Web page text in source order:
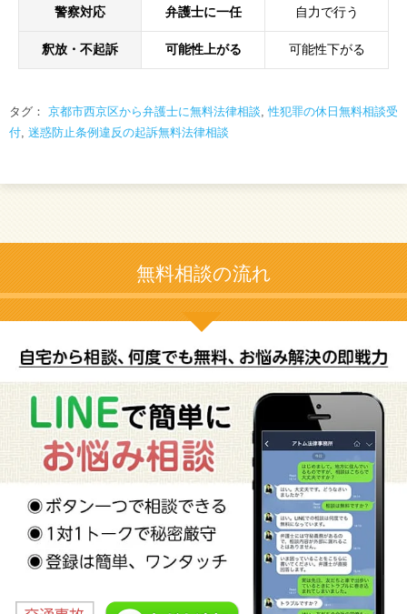
警察対応 弁護士に一任 自力で行う
釈放・不起訴 可能性上がる 可能性下がる
タグ： 京都市西京区から弁護士に無料法律相談,性犯罪の休日無料相談受
付, 迷惑防止条例違反の起訴無料法律相談
無料相談の流れ